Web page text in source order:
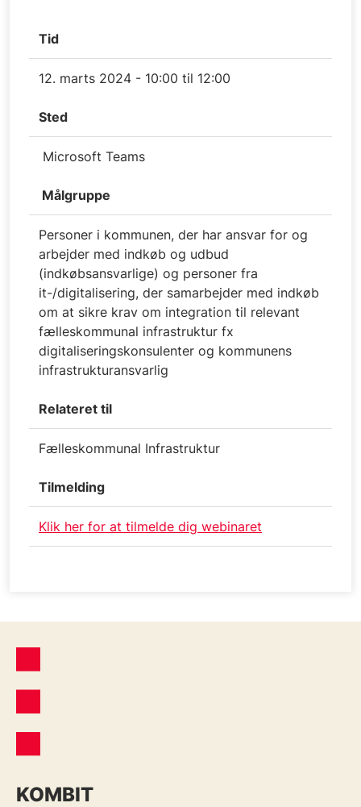
Tid
12. marts 2024 - 10:00 til 12:00
Sted
Microsoft Teams
Målgruppe
Personer i kommunen, der har ansvar for og
arbejder med indkøb og udbud
(indkøbsansvarlige) og personer fra
it-/digitalisering, der samarbejder med indkøb
om at sikre krav om integration til relevant
fælleskommunal infrastruktur fx
digitaliseringskonsulenter og kommunens
infrastrukturansvarlig
Relateret til
Fælleskommunal Infrastruktur
Tilmelding
Klik her for at tilmelde dig webinaret
KOMBIT